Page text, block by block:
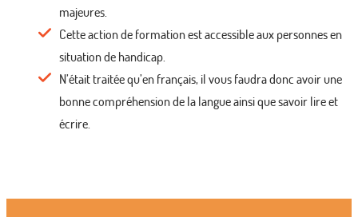
majeures.
Cette action de formation est accessible aux personnes en
situation de handicap.
N’était traitée qu’en français, il vous faudra donc avoir une
bonne compréhension de la langue ainsi que savoir lire et
écrire.